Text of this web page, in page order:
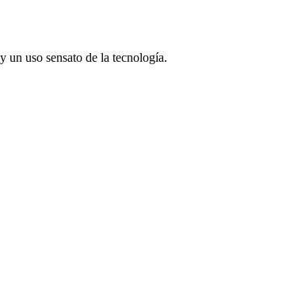
un uso sensato de la tecnología.